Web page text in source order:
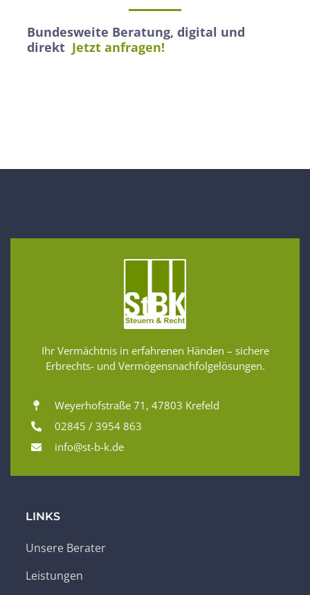
Bundesweite Beratung, digital und
direkt Jetzt anfragen!
Ihr Vermächtnis in erfahrenen Händen – sichere
Erbrechts- und Vermögensnachfolgelösungen.
Weyerhofstraße 71, 47803 Krefeld
02845 / 3954 863
info@st-b-k.de
LINKS
Unsere Berater
Leistungen